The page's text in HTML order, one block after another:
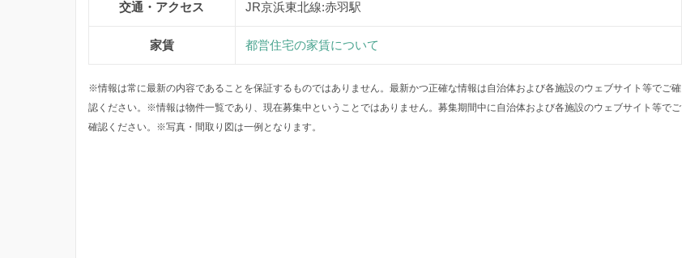
交通・アクセス JR京浜東北線:赤羽駅
家賃 都営住宅の家賃について
※情報は常に最新の内容であることを保証するものではありません。最新かつ正確な情報は自治体および各施設のウェブサイト等でご確
認ください。※情報は物件一覧であり、現在募集中ということではありません。募集期間中に自治体および各施設のウェブサイト等でご
確認ください。※写真・間取り図は一例となります。